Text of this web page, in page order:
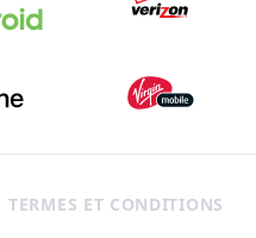
TERMES ET CONDITIONS